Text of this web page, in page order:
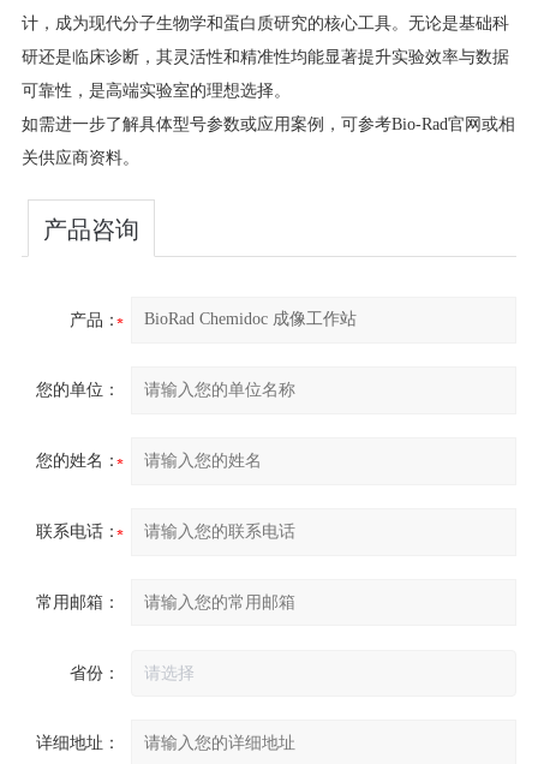
计，成为现代分子生物学和蛋白质研究的核心工具。无论是基础科
研还是临床诊断，其灵活性和精准性均能显著提升实验效率与数据
可靠性，是高端实验室的理想选择。
如需进一步了解具体型号参数或应用案例，可参考Bio-Rad官网或相
关供应商资料。
产品咨询
产品：
您的单位：
您的姓名：
联系电话：
常用邮箱：
省份：
详细地址：